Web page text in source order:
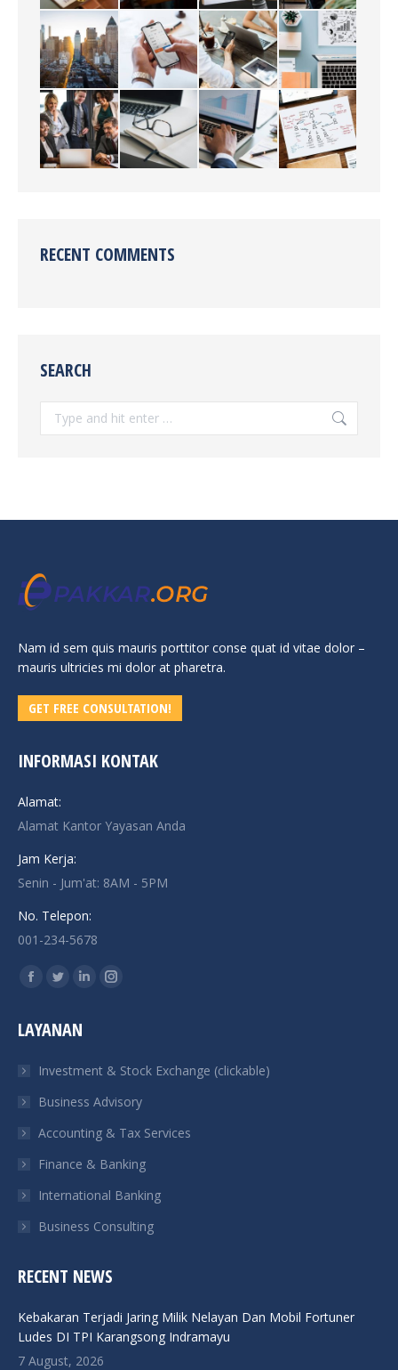
RECENT COMMENTS
SEARCH
Nam id sem quis mauris porttitor conse quat id vitae dolor –
mauris ultricies mi dolor at pharetra.
GET FREE CONSULTATION!
INFORMASI KONTAK
Alamat:
Alamat Kantor Yayasan Anda
Jam Kerja:
Senin - Jum'at: 8AM - 5PM
No. Telepon:
001-234-5678
Find us on:
Facebook
opens
new
window
Twitter
opens
new
window
Linkedin
new
window
Instagram
new
window
LAYANAN
Investment & Stock Exchange (clickable)
Business Advisory
Accounting & Tax Services
Finance & Banking
International Banking
Business Consulting
RECENT NEWS
Kebakaran Terjadi Jaring Milik Nelayan Dan Mobil Fortuner
Ludes DI TPI Karangsong Indramayu
7 August, 2026